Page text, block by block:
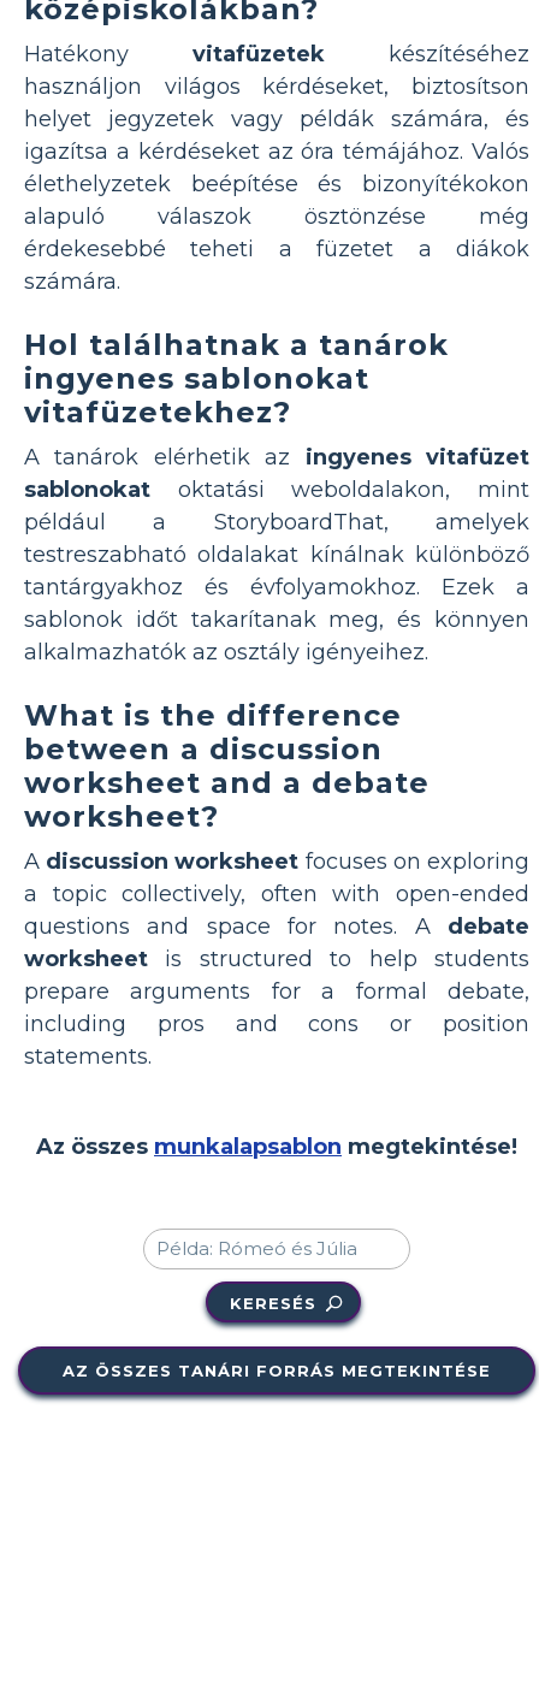
középiskolákban?
Hatékony vitafüzetek készítéséhez
használjon világos kérdéseket, biztosítson
helyet jegyzetek vagy példák számára, és
igazítsa a kérdéseket az óra témájához. Valós
élethelyzetek beépítése és bizonyítékokon
alapuló válaszok ösztönzése még
érdekesebbé teheti a füzetet a diákok
számára.
Hol találhatnak a tanárok
ingyenes sablonokat
vitafüzetekhez?
A tanárok elérhetik az ingyenes vitafüzet
sablonokat oktatási weboldalakon, mint
például a StoryboardThat, amelyek
testreszabható oldalakat kínálnak különböző
tantárgyakhoz és évfolyamokhoz. Ezek a
sablonok időt takarítanak meg, és könnyen
alkalmazhatók az osztály igényeihez.
What is the difference
between a discussion
worksheet and a debate
worksheet?
A discussion worksheet focuses on exploring
a topic collectively, often with open-ended
questions and space for notes. A debate
worksheet is structured to help students
prepare arguments for a formal debate,
including pros and cons or position
statements.
Az összes munkalapsablon megtekintése!
KERESÉS
AZ ÖSSZES TANÁRI FORRÁS MEGTEKINTÉSE